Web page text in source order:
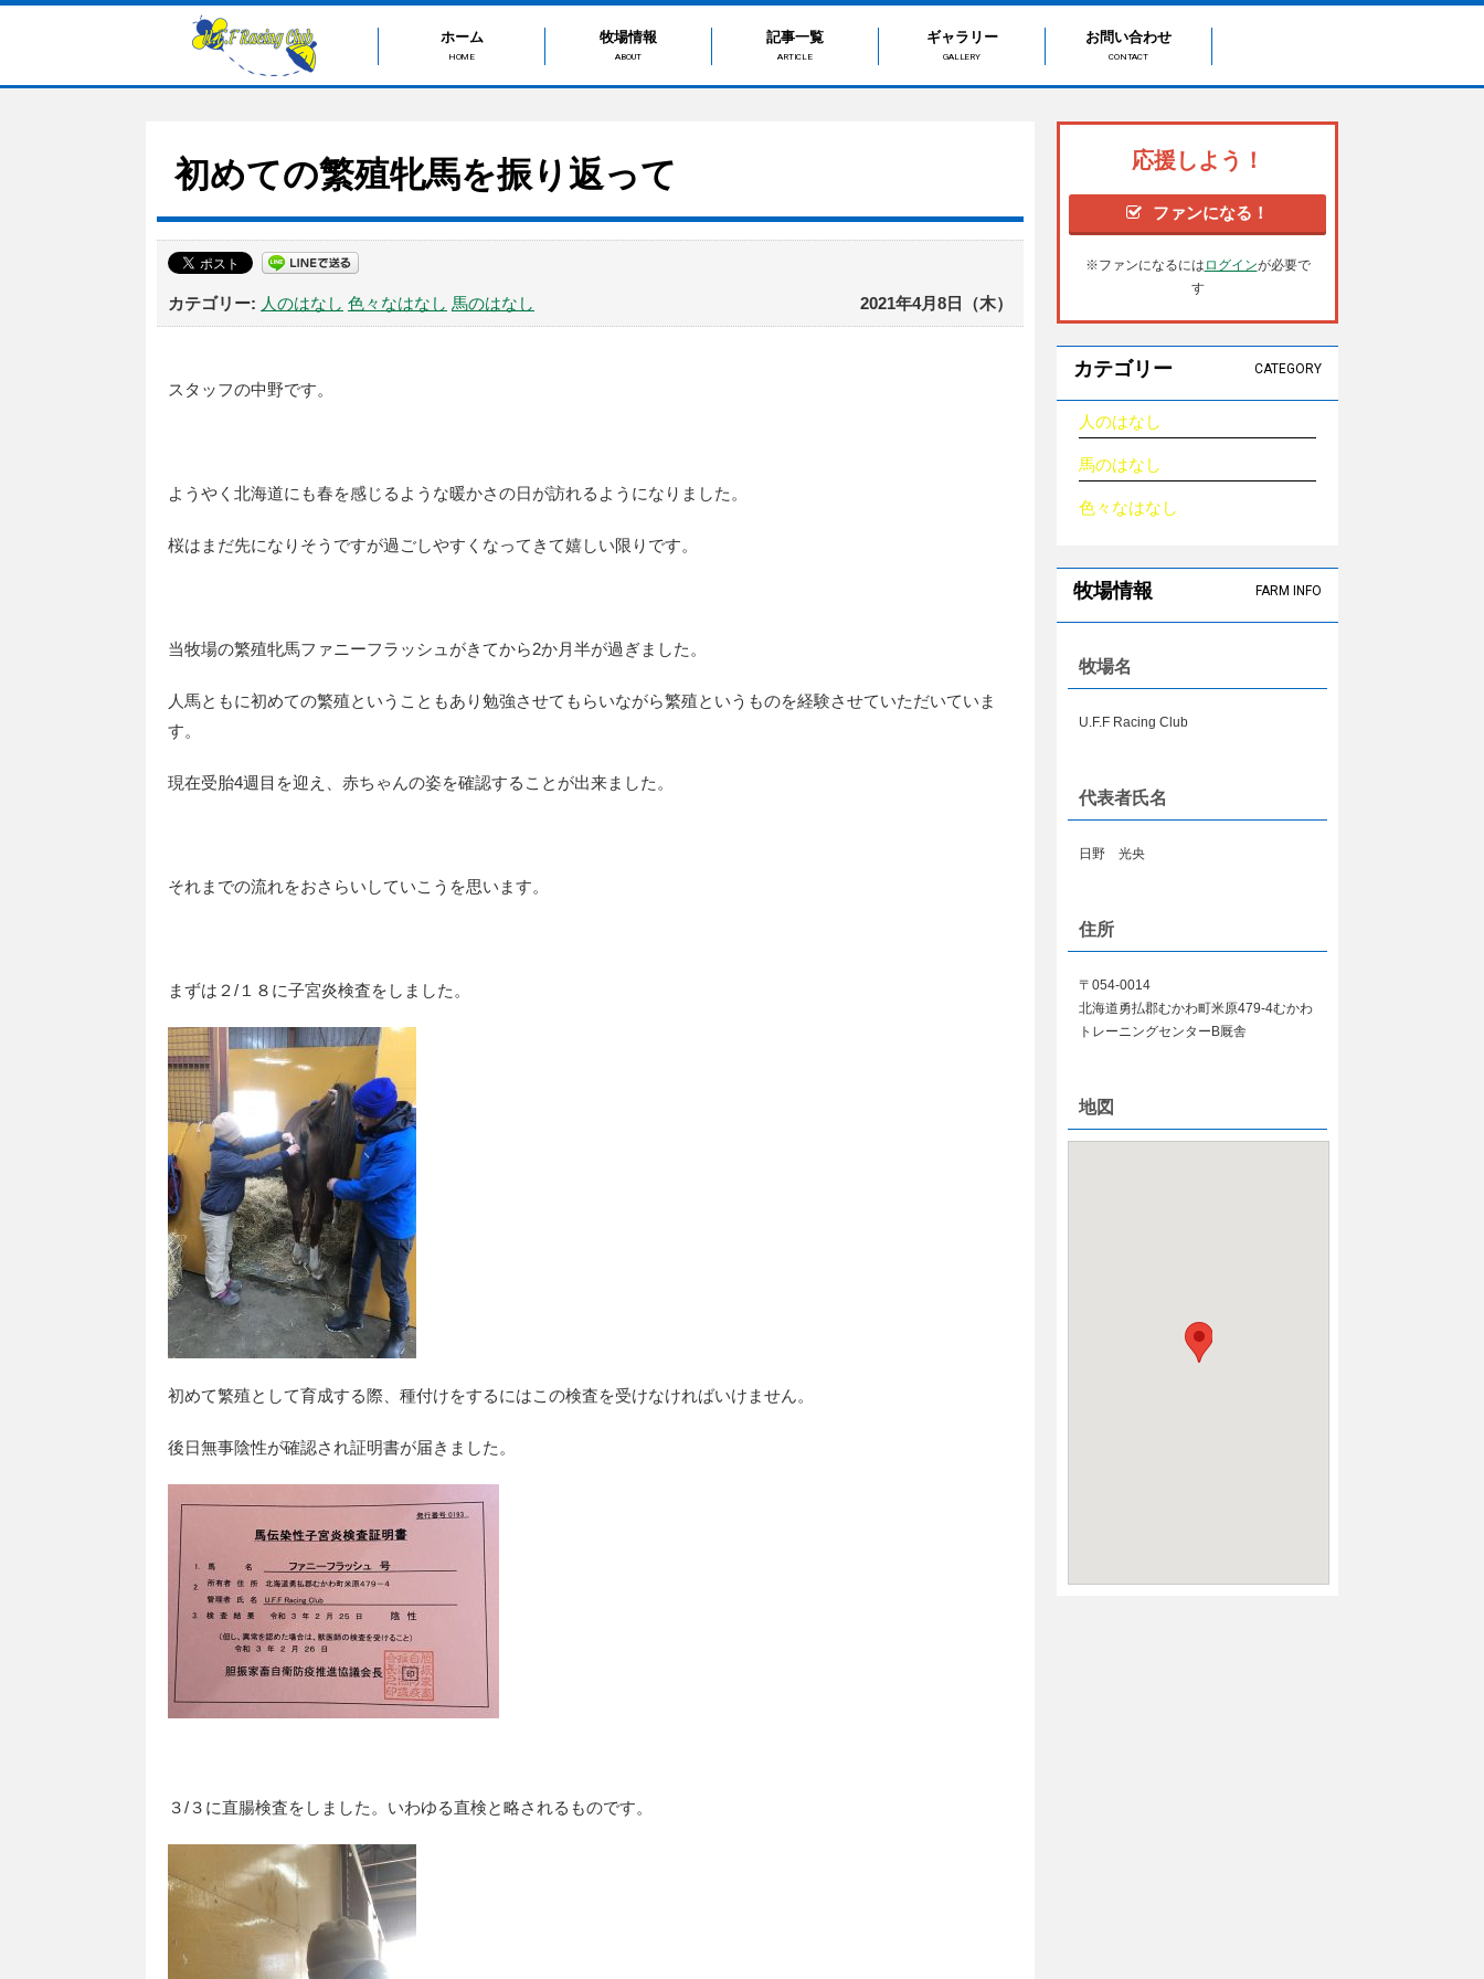
ホーム
HOME
牧場情報
ABOUT
記事一覧
ARTICLE
ギャラリー
GALLERY
お問い合わせ
CONTACT
初めての繁殖牝馬を振り返って
人のはなし 色々なはなし 馬のはなし 2021年4月8日（木）
スタッフの中野です。
ようやく北海道にも春を感じるような暖かさの日が訪れるようになりました。
桜はまだ先になりそうですが過ごしやすくなってきて嬉しい限りです。
当牧場の繁殖牝馬ファニーフラッシュがきてから2か月半が過ぎました。
人馬ともに初めての繁殖ということもあり勉強させてもらいながら繁殖というものを経験させていただいていま
す。
現在受胎4週目を迎え、赤ちゃんの姿を確認することが出来ました。
それまでの流れをおさらいしていこうを思います。
まずは２/１８に子宮炎検査をしました。
初めて繁殖として育成する際、種付けをするにはこの検査を受けなければいけません。
後日無事陰性が確認され証明書が届きました。
３/３に直腸検査をしました。いわゆる直検と略されるものです。
応援しよう！
ファンになる！
※ファンになるには ログインが必要で
す
カテゴリー CATEGORY
人のはなし
馬のはなし
色々なはなし
牧場情報 FARM INFO
牧場名
U.F.F Racing Club
代表者氏名
日野 光央
住所
〒054-0014
北海道勇払郡むかわ町米原479-4むかわ
トレーニングセンターB厩舎
地図